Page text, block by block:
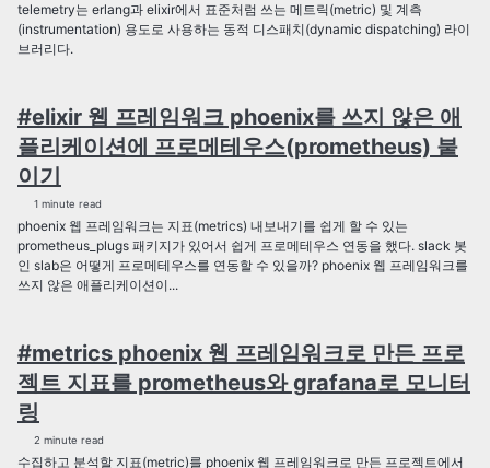
telemetry는 erlang과 elixir에서 표준처럼 쓰는 메트릭(metric) 및 계측
(instrumentation) 용도로 사용하는 동적 디스패치(dynamic dispatching) 라이
브러리다.
#elixir 웹 프레임워크 phoenix를 쓰지 않은 애
플리케이션에 프로메테우스(prometheus) 붙
이기
1 minute read
phoenix 웹 프레임워크는 지표(metrics) 내보내기를 쉽게 할 수 있는
prometheus_plugs 패키지가 있어서 쉽게 프로메테우스 연동을 했다. slack 봇
인 slab은 어떻게 프로메테우스를 연동할 수 있을까? phoenix 웹 프레임워크를
쓰지 않은 애플리케이션이...
#metrics phoenix 웹 프레임워크로 만든 프로
젝트 지표를 prometheus와 grafana로 모니터
링
2 minute read
수집하고 분석할 지표(metric)를 phoenix 웹 프레임워크로 만든 프로젝트에서